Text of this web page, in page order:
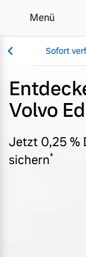
Menü
Sofort
6 Modelle
Volvo
Jetzt 0,25 %
sichern*